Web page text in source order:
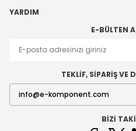
YARDIM
E-BÜLTEN
TEKLİF, SİPARİŞ VE
BIZI